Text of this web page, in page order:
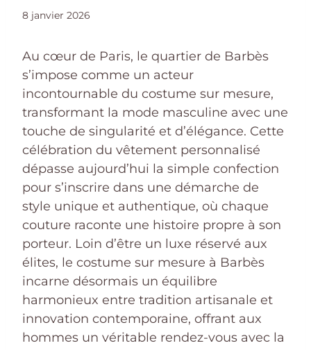
8 janvier 2026
Au cœur de Paris, le quartier de Barbès
s’impose comme un acteur
incontournable du costume sur mesure,
transformant la mode masculine avec une
touche de singularité et d’élégance. Cette
célébration du vêtement personnalisé
dépasse aujourd’hui la simple confection
pour s’inscrire dans une démarche de
style unique et authentique, où chaque
couture raconte une histoire propre à son
porteur. Loin d’être un luxe réservé aux
élites, le costume sur mesure à Barbès
incarne désormais un équilibre
harmonieux entre tradition artisanale et
innovation contemporaine, offrant aux
hommes un véritable rendez-vous avec la